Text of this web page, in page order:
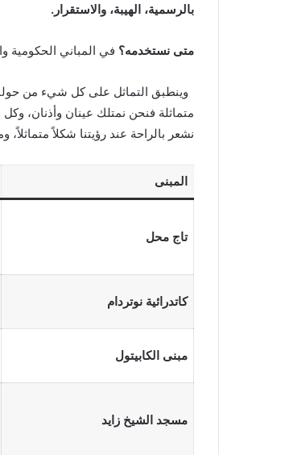
بالرسمية، الهيبة، والاستقرار.
متى نستخدمه؟ في المباني الحكومية
وينطبق التماثل على كل شيء من
متماثلة فنحن نمتلك عينان وأذنان،
نشعر بالراحة عند رؤيتنا شكلاً متماثلاً،
المبنى
تاج محل
كاتدرائية نوتردام
مبنى الكابيتول
مسجد الشيخ زايد